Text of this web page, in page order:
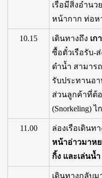
เรือมีสิ่งอำน
หน้ากาก ท่อห
10.15 เดินทางถึง เก
ซื้อตั๋วเรือรับ-
ดำน้ำ สามาร
รับประทานอา
ส่วนลูกค้าที่ต้
(Snorkeling)
11.00 ล่องเรือเดินท
หน้าอ่าวมาหย
กิ้ง และเล่นน้
เดินทางกลับม